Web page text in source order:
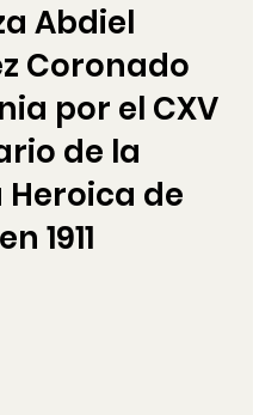
Abdiel
Coronado
por el CXV
de la
Heroica de
1911